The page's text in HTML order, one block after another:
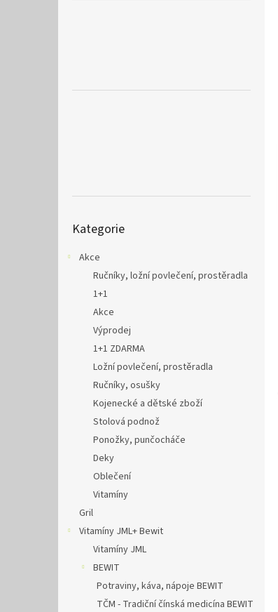
kategorie
Kategorie
Akce
Ručníky, ložní povlečení, prostěradla
1+1
Akce
Výprodej
1+1 ZDARMA
Ložní povlečení, prostěradla
Ručníky, osušky
Kojenecké a dětské zboží
Stolová podnož
Ponožky, punčocháče
Deky
Oblečení
Vitamíny
Gril
Vitamíny JML+ Bewit
Vitamíny JML
BEWIT
Potraviny, káva, nápoje BEWIT
TČM - Tradiční čínská medicína BEWIT